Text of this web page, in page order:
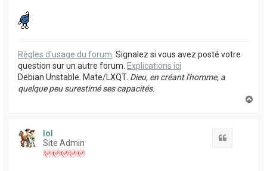
Règles d'usage du forum. Signalez si vous avez posté votre
question sur un autre forum. Explications ici
Debian Unstable. Mate/LXQT. Dieu, en créant l'homme, a
quelque peu surestimé ses capacités.
lol
Site Admin